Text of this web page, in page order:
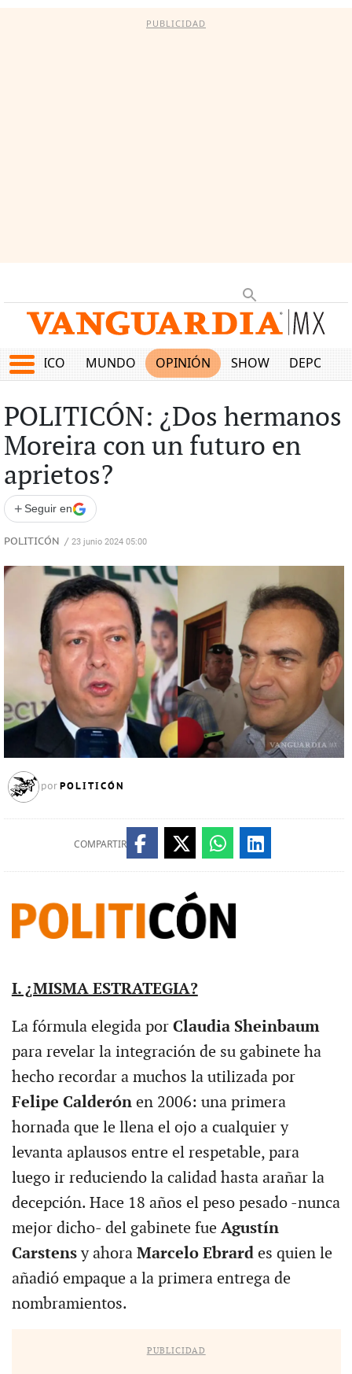
PUBLICIDAD
MÉXICO MUNDO OPINIÓN SHOW
POLITICÓN: ¿Dos hermanos
Moreira con un futuro en
aprietos?
+ Seguir en
POLITICÓN / 23 junio 2024 05:00
por POLITICÓN
COMPARTIR
I. ¿MISMA ESTRATEGIA?
La fórmula elegida por Claudia Sheinbaum
para revelar la integración de su gabinete ha
hecho recordar a muchos la utilizada por
Felipe Calderónen 2006: una primera
hornada que le llena el ojo a cualquier y
levanta aplausos entre el respetable, para
luego ir reduciendo la calidad hasta arañar la
decepción. Hace 18 años el peso pesado -nunca
mejor dicho- del gabinete fue Agustín
Carstensy ahora Marcelo Ebrardes quien le
añadió empaque a la primera entrega de
nombramientos.
PUBLICIDAD